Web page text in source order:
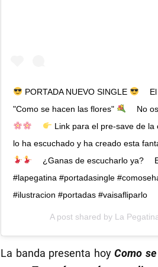
PORTADA NUEVO SINGLE
⁣⠀
"Como se hacen las flores"
⁣⠀ No
Link para el pre-save de
lo ha escuchado y ha creado esta
⁣⠀ ¿Ganas de escucharlo ya?⁣ ⠀
#lapegatina #portadasingle
#ilustracion #portadas #vaisafliparlo
A post shared by La
La banda presenta hoyComo